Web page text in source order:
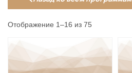
Отображение 1–16 из 75